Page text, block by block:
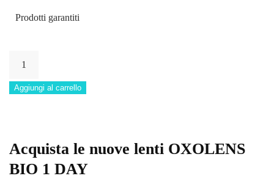
Prodotti garantiti
1DAY
LENTI
quantità
Aggiungi al carrello
Acquista le nuove lenti OXOLENS
BIO 1 DAY